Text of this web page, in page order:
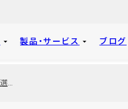
製品・サービス ブログ
【医療機関向け】Officeアプリ選定チャート